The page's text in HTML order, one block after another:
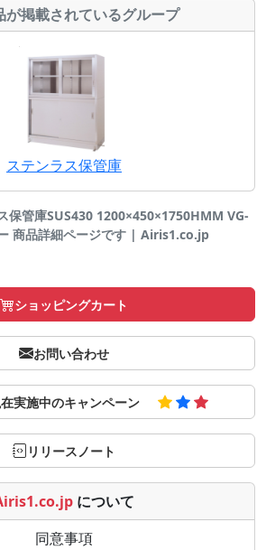
が掲載されているグループ
ステンラス保管庫
保管庫SUS430 1200×450×1750HMM VG-
商品詳細ページです | Airis1.co.jp
ショッピングカート
お問い合わせ
実施中のキャンペーン
リリースノート
について
同意事項